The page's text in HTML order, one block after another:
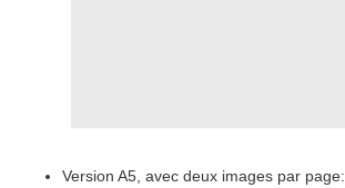
Version A5, avec deux images par page: